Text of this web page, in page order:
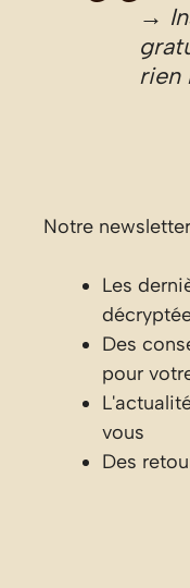
→
rien
Notre
Les
Des
pour
vous
Des